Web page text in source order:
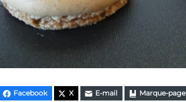
Facebook X E-mail Marque-page